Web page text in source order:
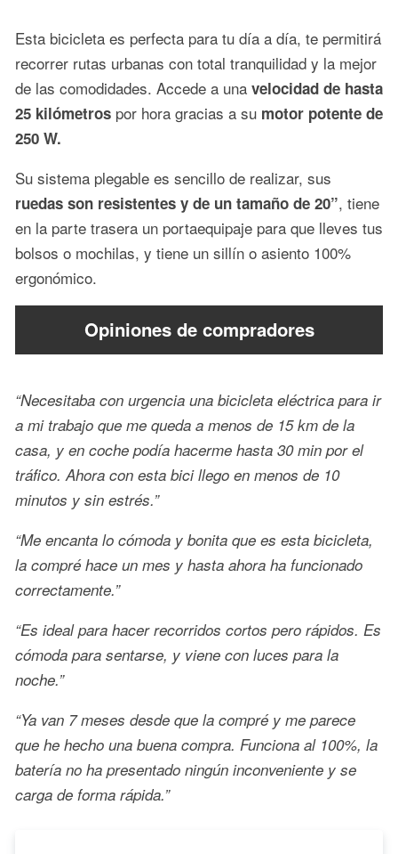
Esta bicicleta es perfecta para tu día a día, te permitirá
recorrer rutas urbanas con total tranquilidad y la mejor
de las comodidades. Accede a una velocidad de hasta
25 kilómetros por hora gracias a su motor potente de
250 W.
Su sistema plegable es sencillo de realizar, sus
ruedas son resistentes y de un tamaño de 20”, tiene
en la parte trasera un portaequipaje para que lleves tus
bolsos o mochilas, y tiene un sillín o asiento 100%
ergonómico.
Opiniones de compradores
“Necesitaba con urgencia una bicicleta eléctrica para ir
a mi trabajo que me queda a menos de 15 km de la
casa, y en coche podía hacerme hasta 30 min por el
tráfico. Ahora con esta bici llego en menos de 10
minutos y sin estrés.”
“Me encanta lo cómoda y bonita que es esta bicicleta,
la compré hace un mes y hasta ahora ha funcionado
correctamente.”
“Es ideal para hacer recorridos cortos pero rápidos. Es
cómoda para sentarse, y viene con luces para la
noche.”
“Ya van 7 meses desde que la compré y me parece
que he hecho una buena compra. Funciona al 100%, la
batería no ha presentado ningún inconveniente y se
carga de forma rápida.”